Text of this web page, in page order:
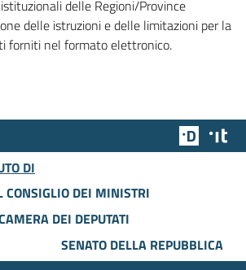
delle Regioni/Province
delle istruzioni e delle limitazioni per la
forniti nel formato elettronico.
Team
DI
CONSIGLIO DEI MINISTRI
DEI DEPUTATI
SENATO DELLA REPUBBLICA